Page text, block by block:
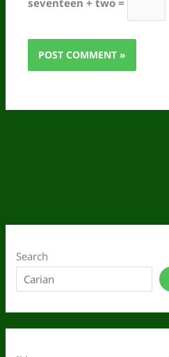
seventeen + two =
Search